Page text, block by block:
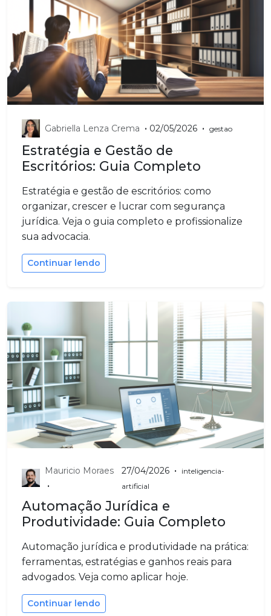
Gabriella Lenza Crema • 02/05/2026 • gestao
Estratégia e Gestão de
Escritórios: Guia Completo
Estratégia e gestão de escritórios: como
organizar, crescer e lucrar com segurança
jurídica. Veja o guia completo e profissionalize
sua advocacia.
Continuar lendo
Mauricio Moraes
•
27/04/2026 •
inteligencia-
artificial
Automação Jurídica e
Produtividade: Guia Completo
Automação jurídica e produtividade na prática:
ferramentas, estratégias e ganhos reais para
advogados. Veja como aplicar hoje.
Continuar lendo